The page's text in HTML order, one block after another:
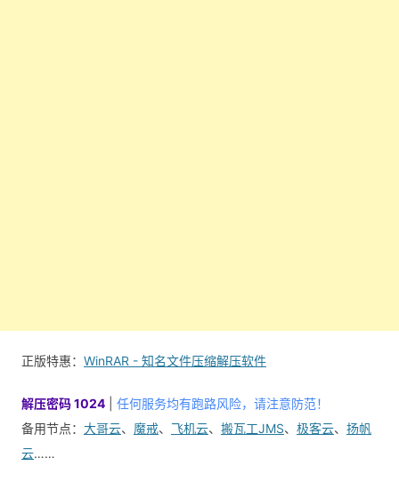
正版特惠： WinRAR - 知名文件压缩解压软件
解压密码 1024
任何服务均有跑路风险，请注意防范！
备用节点： 大哥云、 魔戒、 飞机云、 搬瓦工JMS、 极客云、 扬帆
云……